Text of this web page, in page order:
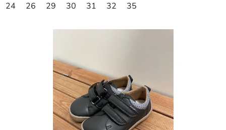
24 26 29 30 31 32 35